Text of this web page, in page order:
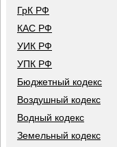
ГрК РФ
КАС РФ
УИК РФ
УПК РФ
Бюджетный кодекс
Воздушный кодекс
Водный кодекс
Земельный кодекс